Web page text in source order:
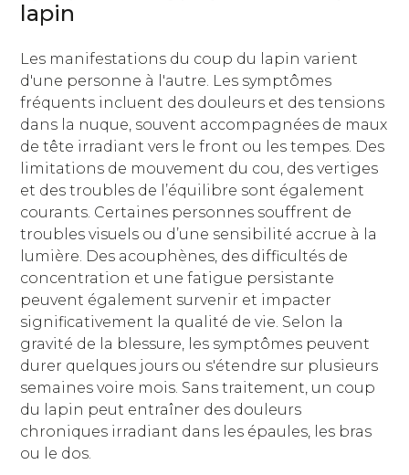
lapin
Les manifestations du coup du lapin varient
d'une personne à l'autre. Les symptômes
fréquents incluent des douleurs et des tensions
dans la nuque, souvent accompagnées de maux
de tête irradiant vers le front ou les tempes. Des
limitations de mouvement du cou, des vertiges
et des troubles de l’équilibre sont également
courants. Certaines personnes souffrent de
troubles visuels ou d’une sensibilité accrue à la
lumière. Des acouphènes, des difficultés de
concentration et une fatigue persistante
peuvent également survenir et impacter
significativement la qualité de vie. Selon la
gravité de la blessure, les symptômes peuvent
durer quelques jours ou s'étendre sur plusieurs
semaines voire mois. Sans traitement, un coup
du lapin peut entraîner des douleurs
chroniques irradiant dans les épaules, les bras
ou le dos.